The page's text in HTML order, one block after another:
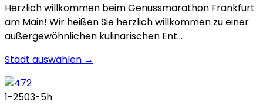
Herzlich willkommen beim Genussmarathon Frankfurt
am Main! Wir heißen Sie herzlich willkommen zu einer
außergewöhnlichen kulinarischen Ent…
Stadt auswählen →
1-2503-5h